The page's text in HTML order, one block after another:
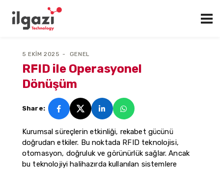
5 EKIM 2025 GENEL
RFID ile Operasyonel
Dönüşüm
Share:
Kurumsal süreçlerin etkinliği, rekabet gücünü
doğrudan etkiler. Bu noktada RFID teknolojisi,
otomasyon, doğruluk ve görünürlük sağlar. Ancak
bu teknolojiyi halihazırda kullanılan sistemlere